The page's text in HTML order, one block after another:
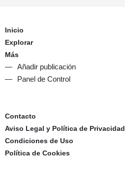
Inicio
Explorar
Más
Añadir publicación
Panel de Control
Contacto
Aviso Legal y Política de Privacidad
Condiciones de Uso
Política de Cookies